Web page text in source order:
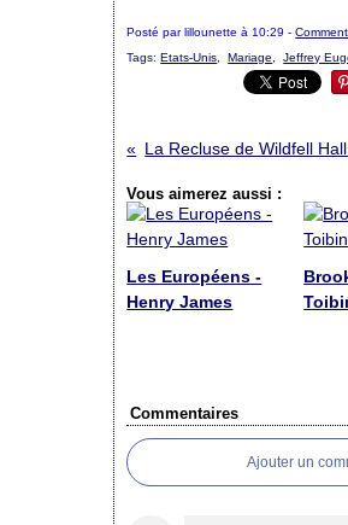
Posté par lillounette à 10:29 -
Tags:Etats-Unis ,Mariage ,Jeffrey
La Recluse de Wildfell
Vous aimerez aussi :
Les Européens -
Henry James
Commentaires
Ajouter un